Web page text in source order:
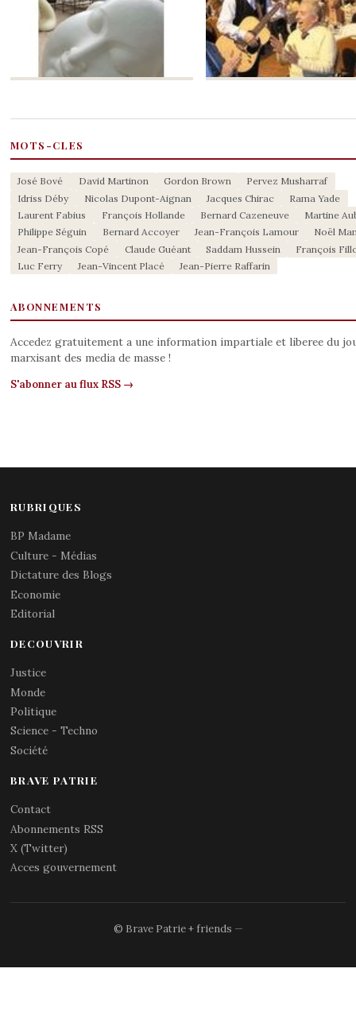
MOTS-CLES
José Bové David Martinon Gordon Brown
Pervez Musharraf
Idriss Déby
Nicolas Dupont-Aignan Jacques Chirac
Rama Yade
Laurent Fabius
François Hollande Bernard Cazeneuve
Martine
Philippe Séguin
Bernard Accoyer Jean-François Lamour
Noël
Jean-François Copé
Claude Guéant Saddam Hussein
François
Luc Ferry
Jean-Vincent Placé Jean-Pierre Raffarin
ABONNEMENTS
Accedez gratuitement a une information impartiale et liberee du
marxisant des media de masse !
S'abonner au flux RSS →
RUBRIQUES
BP Madame
Culture - Médias
Dictature des Blogs
Economie
Editorial
DECOUVRIR
Justice
Monde
Politique
Science - Techno
Société
BRAVE PATRIE
Contact
Abonnements RSS
X (Twitter)
Acces gouvernement
© Brave Patrie + friends —